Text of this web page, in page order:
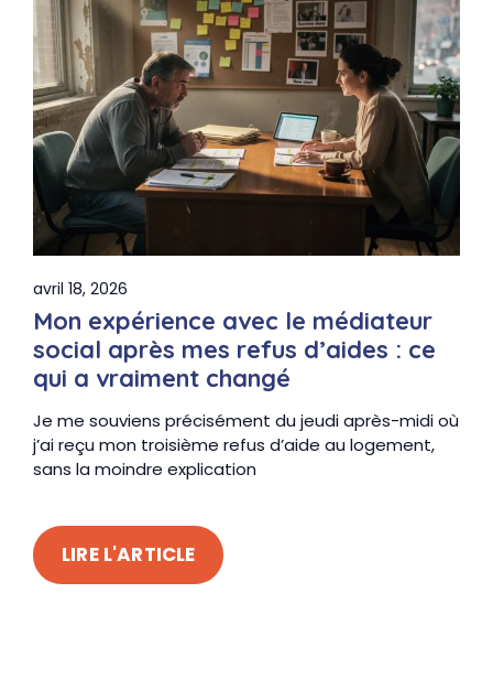
avril 18, 2026
Mon expérience avec le médiateur
social après mes refus d’aides : ce
qui a vraiment changé
Je me souviens précisément du jeudi après-midi où
j’ai reçu mon troisième refus d’aide au logement,
sans la moindre explication
LIRE L'ARTICLE